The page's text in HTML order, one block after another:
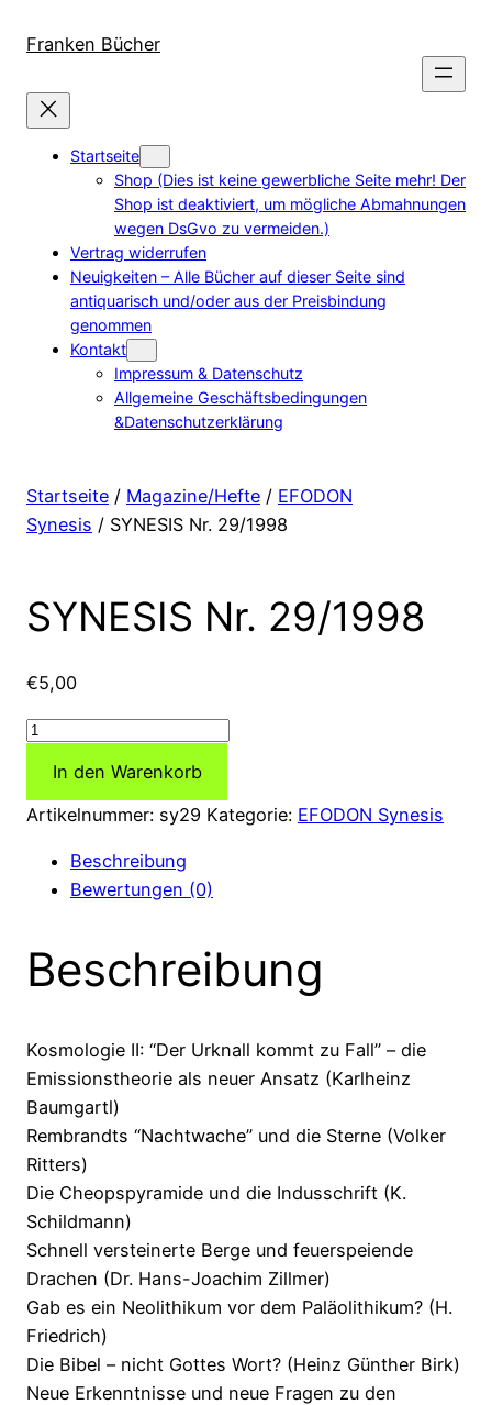
zum
wechseln
Franken Bücher
Startseite
Shop (Dies ist keine gewerbliche Seite mehr! Der
Shop ist deaktiviert, um mögliche Abmahnungen
wegen DsGvo zu vermeiden.)
Vertrag widerrufen
Neuigkeiten – Alle Bücher auf dieser Seite sind
antiquarisch und/oder aus der Preisbindung
genommen
Kontakt
Impressum & Datenschutz
Allgemeine Geschäftsbedingungen
&Datenschutzerklärung
Startseite / Magazine/Hefte / EFODON
Synesis / SYNESIS Nr. 29/1998
SYNESIS Nr. 29/1998
€5,00
SYNESIS
29/1998
Menge
In den Warenkorb
Artikelnummer: sy29 Kategorie: EFODON Synesis
Beschreibung
Bewertungen (0)
Beschreibung
Kosmologie II: “Der Urknall kommt zu Fall” – die
Emissionstheorie als neuer Ansatz (Karlheinz
Baumgartl)
Rembrandts “Nachtwache” und die Sterne (Volker
Ritters)
Die Cheopspyramide und die Indusschrift (K.
Schildmann)
Schnell versteinerte Berge und feuerspeiende
Drachen (Dr. Hans-Joachim Zillmer)
Gab es ein Neolithikum vor dem Paläolithikum? (H.
Friedrich)
Die Bibel – nicht Gottes Wort? (Heinz Günther Birk)
Neue Erkenntnisse und neue Fragen zu den